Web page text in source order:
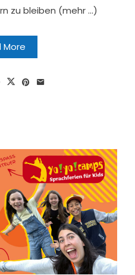
zu bleiben (mehr …)
More